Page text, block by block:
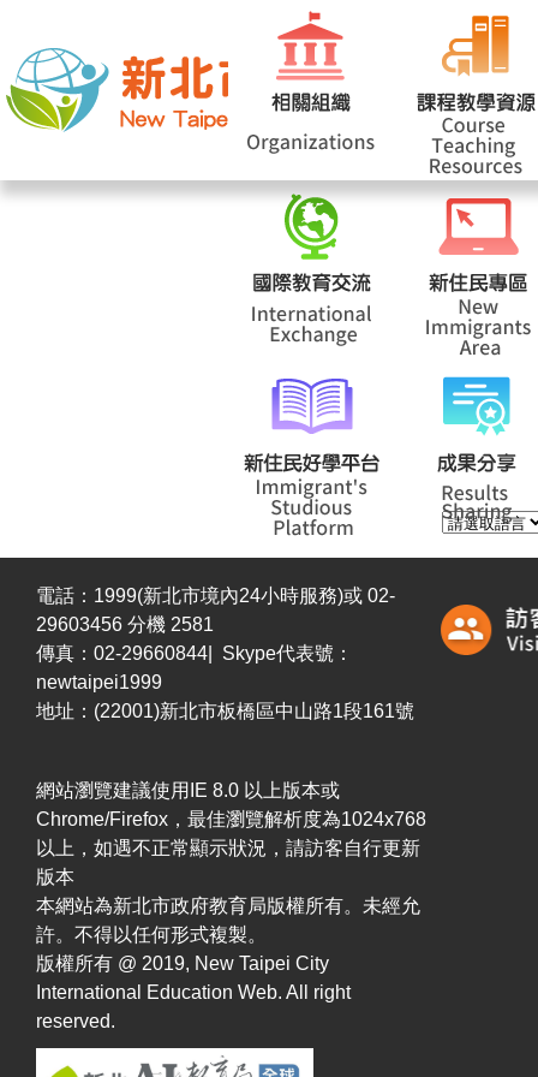
電話：1999(新北市境內24小時服務)或 02-
29603456 分機 2581
傳真：02-29660844| Skype代表號：
newtaipei1999
地址：(22001)新北市板橋區中山路1段161號
網站瀏覽建議使用IE 8.0 以上版本或
Chrome/Firefox，最佳瀏覽解析度為1024x768
以上，如遇不正常顯示狀況，請訪客自行更新
版本
本網站為新北市政府教育局版權所有。未經允
許。不得以任何形式複製。
版權所有 @ 2019, New Taipei City
International Education Web. All right
reserved.